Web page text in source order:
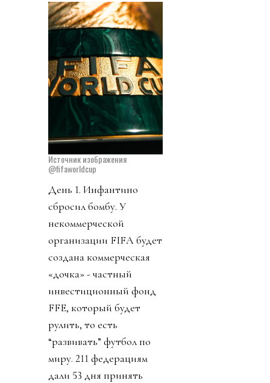
Источник изображения
@fifaworldcup
День 1. Инфантино
сбросил бомбу. У
некоммерческой
организации FIFA будет
создана коммерческая
«дочка» - частный
инвестиционный фонд
FFE, который будет
рулить, то есть
“развивать” футбол по
миру. 211 федерациям
дали 53 дня принять